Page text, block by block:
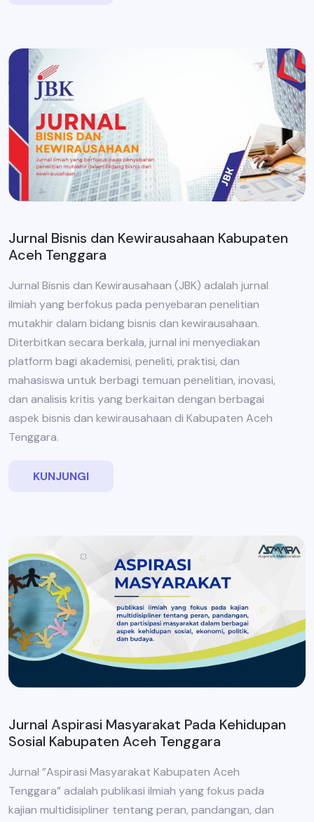
Jurnal Bisnis dan Kewirausahaan Kabupaten
Aceh Tenggara
Jurnal Bisnis dan Kewirausahaan (JBK) adalah jurnal
ilmiah yang berfokus pada penyebaran penelitian
mutakhir dalam bidang bisnis dan kewirausahaan.
Diterbitkan secara berkala, jurnal ini menyediakan
platform bagi akademisi, peneliti, praktisi, dan
mahasiswa untuk berbagi temuan penelitian, inovasi,
dan analisis kritis yang berkaitan dengan berbagai
aspek bisnis dan kewirausahaan di Kabupaten Aceh
Tenggara.
KUNJUNGI
Jurnal Aspirasi Masyarakat Pada Kehidupan
Sosial Kabupaten Aceh Tenggara
Jurnal ”Aspirasi Masyarakat Kabupaten Aceh
Tenggara” adalah publikasi ilmiah yang fokus pada
kajian multidisipliner tentang peran, pandangan, dan